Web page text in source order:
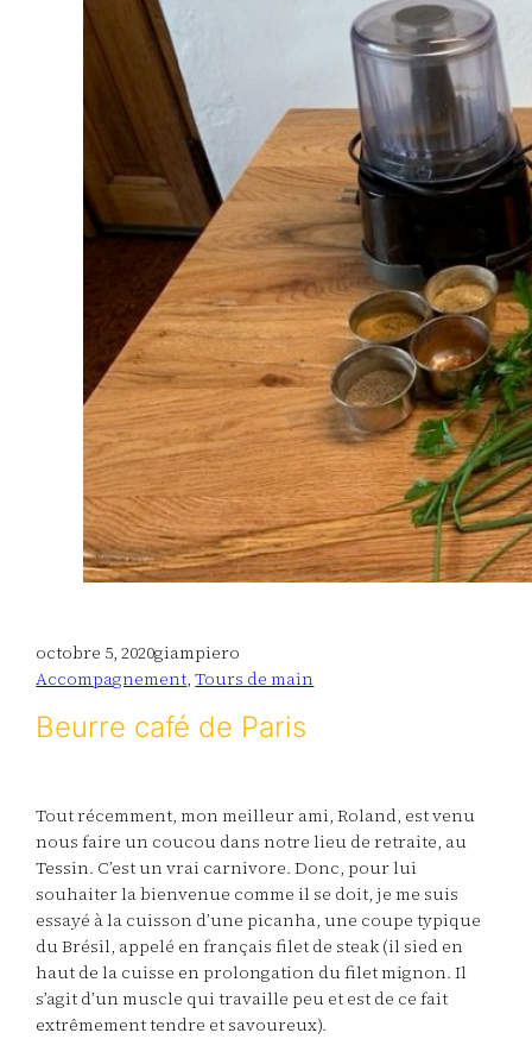
octobre 5, 2020giampiero
Accompagnement, Tours de main
Beurre café de Paris
Tout récemment, mon meilleur ami, Roland, est venu
nous faire un coucou dans notre lieu de retraite, au
Tessin. C’est un vrai carnivore. Donc, pour lui
souhaiter la bienvenue comme il se doit, je me suis
essayé à la cuisson d’une picanha, une coupe typique
du Brésil, appelé en français filet de steak (il sied en
haut de la cuisse en prolongation du filet mignon. Il
s’agit d’un muscle qui travaille peu et est de ce fait
extrêmement tendre et savoureux).